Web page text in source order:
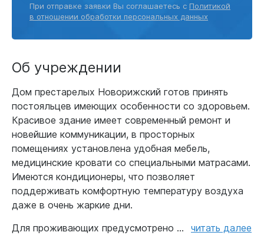
При отправке заявки Вы соглашаетесь с Политикой
в отношении обработки персональных данных
Об учреждении
Дом престарелых Новорижский готов принять
постояльцев имеющих особенности со здоровьем.
Красивое здание имеет современный ремонт и
новейшие коммуникации, в просторных
помещениях установлена удобная мебель,
медицинские кровати со специальными матрасами.
Имеются кондиционеры, что позволяет
поддерживать комфортную температуру воздуха
даже в очень жаркие дни.
Для проживающих предусмотрено ...
читать далее